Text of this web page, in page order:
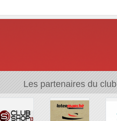
Les partenaires du club